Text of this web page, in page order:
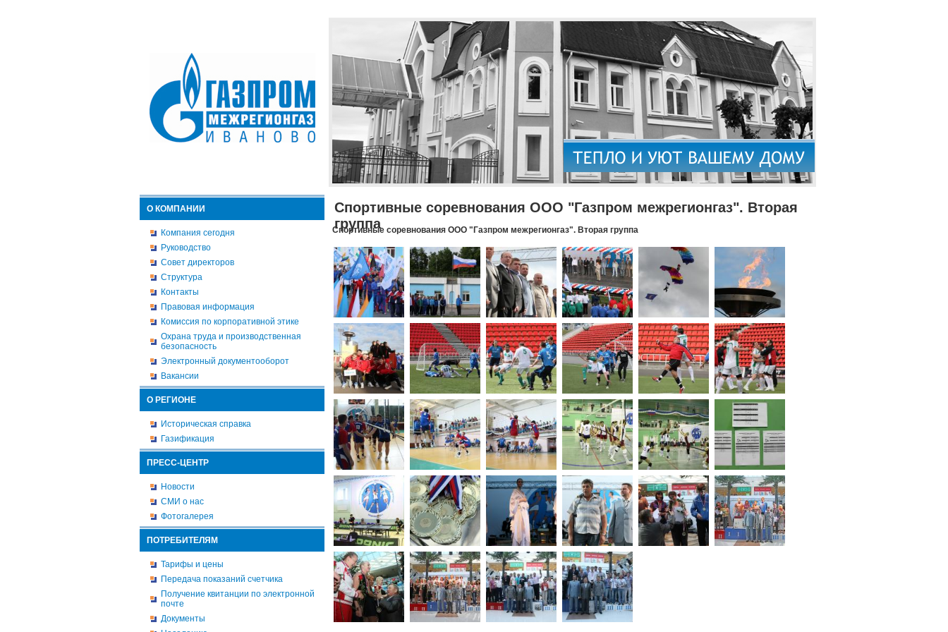
О КОМПАНИИ
Компания сегодня
Руководство
Совет директоров
Структура
Контакты
Правовая информация
Комиссия по корпоративной этике
Охрана труда и производственная
безопасность
Электронный документооборот
Вакансии
О РЕГИОНЕ
Историческая справка
Газификация
ПРЕСС-ЦЕНТР
Новости
СМИ о нас
Фотогалерея
ПОТРЕБИТЕЛЯМ
Тарифы и цены
Передача показаний счетчика
Получение квитанции по электронной
почте
Документы
Спортивные соревнования ООО "Газпром межрегионгаз". Вторая
группа
Спортивные соревнования ООО "Газпром межрегионгаз". Вторая группа